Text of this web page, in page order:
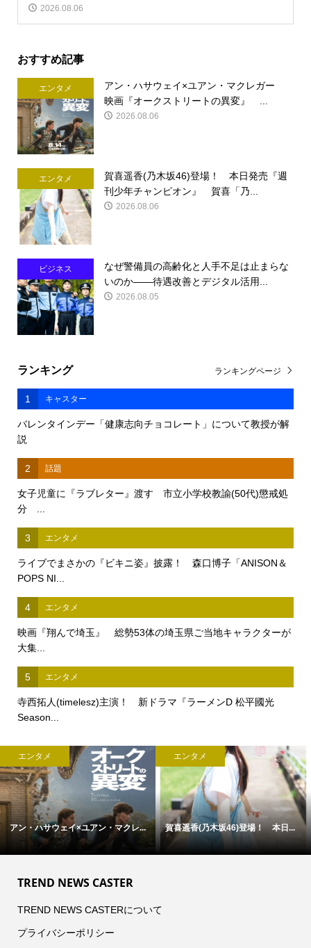
2026.08.06
おすすめ記事
エンタメ
アン・ハサウェイ×ユアン・マクレガー
映画『オークストリートの異変』 ...
2026.08.06
エンタメ
賀喜遥香(乃木坂46)登場！ 本日発売『週
刊少年チャンピオン』 賀喜「乃...
2026.08.06
ビジネス
なぜ警備員の高齢化と人手不足は止まらな
いのか――待遇改善とデジタル活用...
2026.08.05
ランキング
1 キャスター
バレンタインデー「健康志向チョコレート」について教授が解
説
2 話題
女子児童に『ラブレター』渡す 市立小学校教諭(50代)懲戒処
分 ...
3 エンタメ
ライブでまさかの『ビキニ姿』披露！ 森口博子「ANISON＆
POPS NI...
4 エンタメ
映画『翔んで埼玉』 総勢53体の埼玉県ご当地キャラクターが
大集...
5 エンタメ
寺西拓人(timelesz)主演！ 新ドラマ『ラーメンD 松平國光
Season...
ランキングページ
エンタメ
アン・ハサウェイ×ユアン・マクレ...
エンタメ
賀喜遥香(乃木坂46)登場！ 本日...
TREND NEWS CASTER
TREND NEWS CASTERについて
プライバシーポリシー